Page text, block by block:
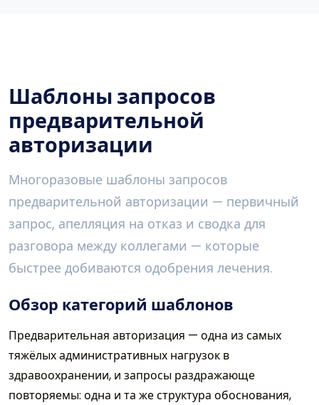
Шаблоны запросов
предварительной
авторизации
Многоразовые шаблоны запросов
предварительной авторизации — первичный
запрос, апелляция на отказ и сводка для
разговора между коллегами — которые
быстрее добиваются одобрения лечения.
Обзор категорий шаблонов
Предварительная авторизация — одна из самых
тяжёлых административных нагрузок в
здравоохранении, и запросы раздражающе
повторяемы: одна и та же структура обоснования,